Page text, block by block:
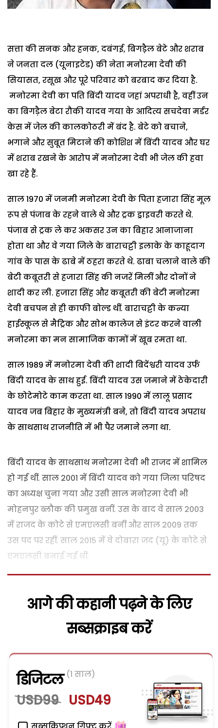
सत्ता की सनक और हनक, दबंगई, बिगडै़ल बेटे और शराब
ने जनता दल (यूनाइटेड) की नेता मनोरमा देवी की
सियासत, रसूख और पूरे परिवार को बरबाद कर दिया है.
मनोरमा देवी का पति बिंदी यादव जहां अपराधी है, वहीं उन
का बिगड़ैल बेटा रौकी यादव गया के आदित्य सचदेवा मर्डर
केस में जेल की कालकोठरी में बंद है. बेटे को बचाने,
भगाने और सुबूत मिटाने की कोशिश में बिंदी यादव और घर
में शराब रखने के आरोप में मनोरमा देवी भी जेल की हवा
खा रहे हैं.
साल 1970 में जनमी मनोरमा देवी के पिता हजारा सिंह मूल
रूप से पंजाब के रहने वाले थे और ट्रक ड्राइवरी करते थे.
पंजाब से ट्रक ले कर अकसर उन का बिहार आनाजाना
होता था और वे गया जिले के बाराचट्टी इलाके के काहूदाग
गांव के पास के ढाबे में ठहरा करते थे. ढाबा चलाने वाले की
बेटी कबूतरी से हजारा सिंह की नजरें मिलीं और दोनों ने
शादी कर ली. हजारा सिंह और कबूतरी की बेटी मनोरमा
देवी बचपन से ही काफी बोल्ड थीं. बाराचट्टी के कन्या
हाईस्कूल से मैट्रिक और सोभ कालेज से इंटर करने वाली
मनोरमा का मन सामाजिक कामों में खूब रमता था.
साल 1989 में मनोरमा देवी की शादी बिदेंश्वरी यादव उर्फ
बिंदी यादव के साथ हुई. बिंदी यादव उस जमाने में ठेकेदारी
के छोटेमोटे काम करता था. साल 1990 में लालू प्रसाद
यादव जब बिहार के मुख्यमंत्री बने, तो बिंदी यादव अपराध
के साथसाथ राजनीति में भी पैर जमाने लगा था.
बिंदी यादव के साथसाथ मनोरमा देवी भी राजद में शामिल
हो गई थीं. साल 2001 में बिंदी यादव को गया जिला परिषद
का अध्यक्ष चुना गया और उसी साल मनोरमा देवी भी
मोहनपुर ब्लौक की प्रमुख बनीं. उस के बाद वे साल 2003
में राजद के कोटे से एमएलसी बनीं और साल 2009 तक
उस पद पर रहीं. साल 2015 में वे दोबारा जद (यू) के कोटे से
एमएलसी बनाई गई थीं.
आगे की कहानी पढ़ने के लिए
सब्सक्राइब करें
डिजिटल (1 साल)
USD99 USD49